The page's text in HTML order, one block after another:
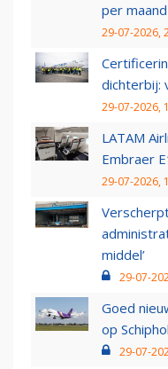
per maand
29-07-2026,
dichterbij:
29-07-2026,
LATAM
Embraer
29-07-2026,
middel’
29-07-
Goed
op
29-07-